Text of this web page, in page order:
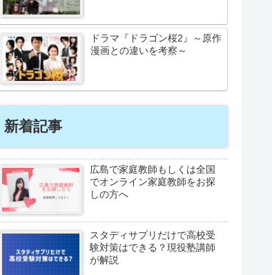
ドラマ『ドラゴン桜2』～原作
漫画との違いを考察～
新着記事
広島で家庭教師もしくは全国
でオンライン家庭教師をお探
しの方へ
スタディサプリだけで高校受
験対策はできる？現役塾講師
が解説